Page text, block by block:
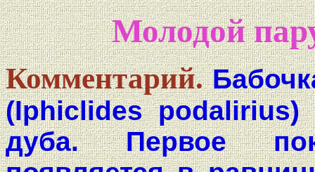
Молодой
Комментарий.
(Iphiclides podalirius)
дуба. Первое